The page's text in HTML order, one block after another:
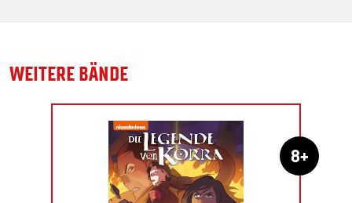
WEITERE BÄNDE
8+